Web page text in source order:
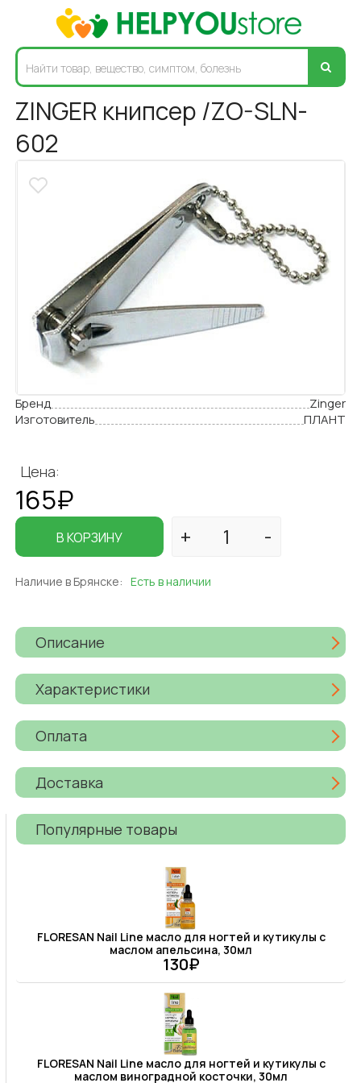
ZINGER книпсер /ZO-SLN-
602
Бренд
Zinger
Изготовитель
ПЛАНТ
Цена:
165₽
В КОРЗИНУ
Наличие в Брянске: Есть в наличии
Описание
Характеристики
Оплата
Доставка
Популярные товары
FLORESAN Nail Line масло для ногтей и кутикулы с
маслом апельсина, 30мл
130₽
FLORESAN Nail Line масло для ногтей и кутикулы с
маслом виноградной косточки, 30мл